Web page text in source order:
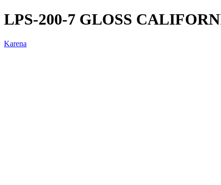
LPS-200-7 GLOSS
Karena